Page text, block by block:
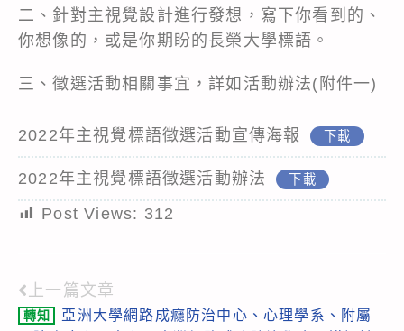
二、針對主視覺設計進行發想，寫下你看到的、
你想像的，或是你期盼的長榮大學標語。
三、徵選活動相關事宜，詳如活動辦法(附件一)
2022年主視覺標語徵選活動宣傳海報 下載
2022年主視覺標語徵選活動辦法 下載
Post Views: 312
Read
more
上一篇文章
轉知
亞洲大學網路成癮防治中心、心理學系、附屬